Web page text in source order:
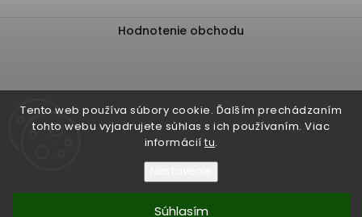
Tento web používa súbory cookie. Ďalším prechádzaním
tohto webu vyjadrujete súhlas s ich používaním. Viac
informácií tu.
Súhlasím
Hodnotenie obchodu